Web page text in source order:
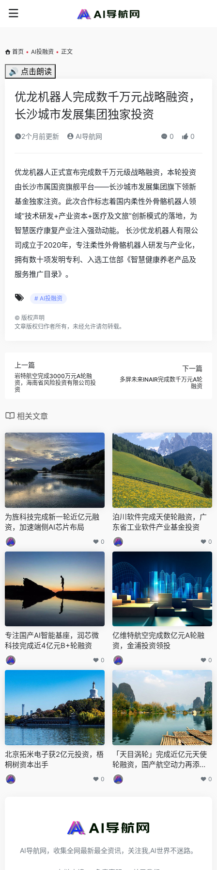
首页 • AI投融资 • 正文
🔊 点击朗读
优龙机器人完成数千万元战略融资，
长沙城市发展集团独家投资
2个月前更新 AI导航网 0 0
优龙机器人正式宣布完成数千万元级战略融资，本轮投资
由长沙市属国资旗舰平台——长沙城市发展集团旗下领新
基金独家注资。此次合作标志着国内柔性外骨骼机器人领
域“技术研发+产业资本+医疗及文旅”创新模式的落地，为
智慧医疗康复产业注入强劲动能。 长沙优龙机器人有限公
司成立于2020年，专注柔性外骨骼机器人研发与产业化，
拥有数十项发明专利、入选工信部《智慧健康养老产品及
服务推广目录》。
# AI投融资
© 版权声明
文章版权归作者所有，未经允许请勿转载。
上一篇
岩特航空完成3000万元A轮融
资，海南省风险投资有限公司投
资
下一篇
多屏未来INAIR完成数千万元A轮
融资
相关文章
为旌科技完成新一轮近亿元融
资，加速端侧AI芯片布局
0
泊川软件完成天使轮融资，广
东省工业软件产业基金投资
0
专注国产AI智能基座，润芯微
科技完成近4亿元B+轮融资
0
亿维特航空完成数亿元A轮融
资，金浦投资领投
0
北京拓米电子获2亿元投资，梧
桐树资本出手
0
「天目涡轮」完成近亿元天使
轮融资，国产航空动力再添生
力军
0
AI导航网，收集全网最新最全资讯，关注我,AI世界不迷路。